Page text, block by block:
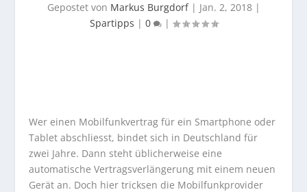
Gepostet von Markus Burgdorf| Jan. 2, 2018|
Spartipps | 0 |
Wer einen Mobilfunkvertrag für ein Smartphone oder
Tablet abschliesst, bindet sich in Deutschland für
zwei Jahre. Dann steht üblicherweise eine
automatische Vertragsverlängerung mit einem neuen
Gerät an. Doch hier tricksen die Mobilfunkprovider